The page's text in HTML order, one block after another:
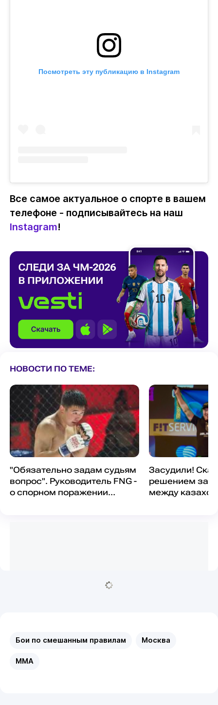
Посмотреть эту публикацию в Instagram
Все самое актуальное о спорте в вашем
телефоне - подписывайтесь на наш
Instagram!
НОВОСТИ ПО ТЕМЕ:
"Обязательно задам судьям
вопрос". Руководитель FNG -
о спорном поражении
Засудили!
решением
между
Бои по смешанным правилам Москва
MMA